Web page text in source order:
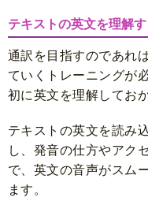
テキストの英文を理解す
通訳を目指すのであれ
ていくトレーニングが
初に英文を理解してお
テキストの英文を読み
し、発音の仕方やアク
で、英文の音声がスム
ます。